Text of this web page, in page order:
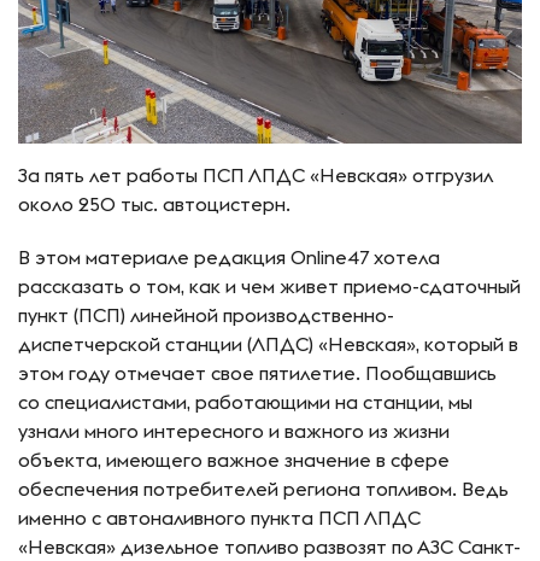
За пять лет работы ПСП ЛПДС «Невская» отгрузил
около 250 тыс. автоцистерн.
В этом материале редакция Online47 хотела
рассказать о том, как и чем живет приемо-сдаточный
пункт (ПСП) линейной производственно-
диспетчерской станции (ЛПДС) «Невская», который в
этом году отмечает свое пятилетие. Пообщавшись
со специалистами, работающими на станции, мы
узнали много интересного и важного из жизни
объекта, имеющего важное значение в сфере
обеспечения потребителей региона топливом. Ведь
именно с автоналивного пункта ПСП ЛПДС
«Невская» дизельное топливо развозят по АЗС Санкт-